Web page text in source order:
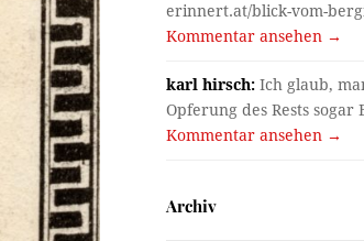
erinnert.at/blick-vom-
Kommentar ansehen →
karl hirsch: Ich glaub,
Opferung des Rests sogar
Kommentar ansehen →
Archiv